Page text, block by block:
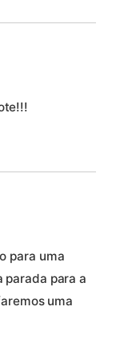
para uma
parada para a
uma